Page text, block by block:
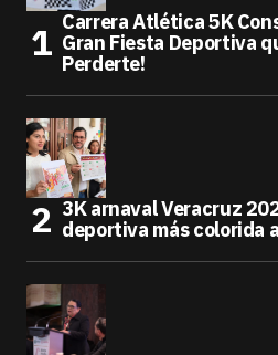
Carrera Atlética 5K
Gran Fiesta Deportiva
Perderte!
3K arnaval Veracruz
deportiva más colorida